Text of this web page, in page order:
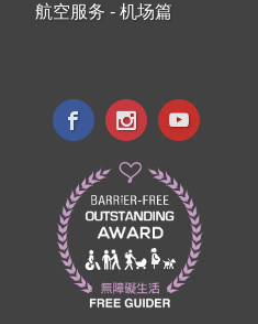
航空服务 - 机场篇